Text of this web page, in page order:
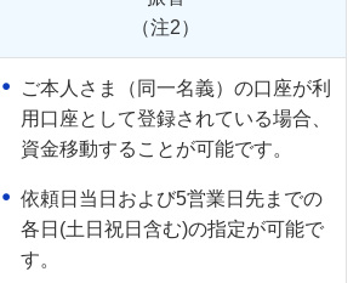
（注2）
ご本人さま（同一名義）の口座が利
用口座として登録されている場合、
資金移動することが可能です。
依頼日当日および5営業日先までの
各日(土日祝日含む)の指定が可能で
す。